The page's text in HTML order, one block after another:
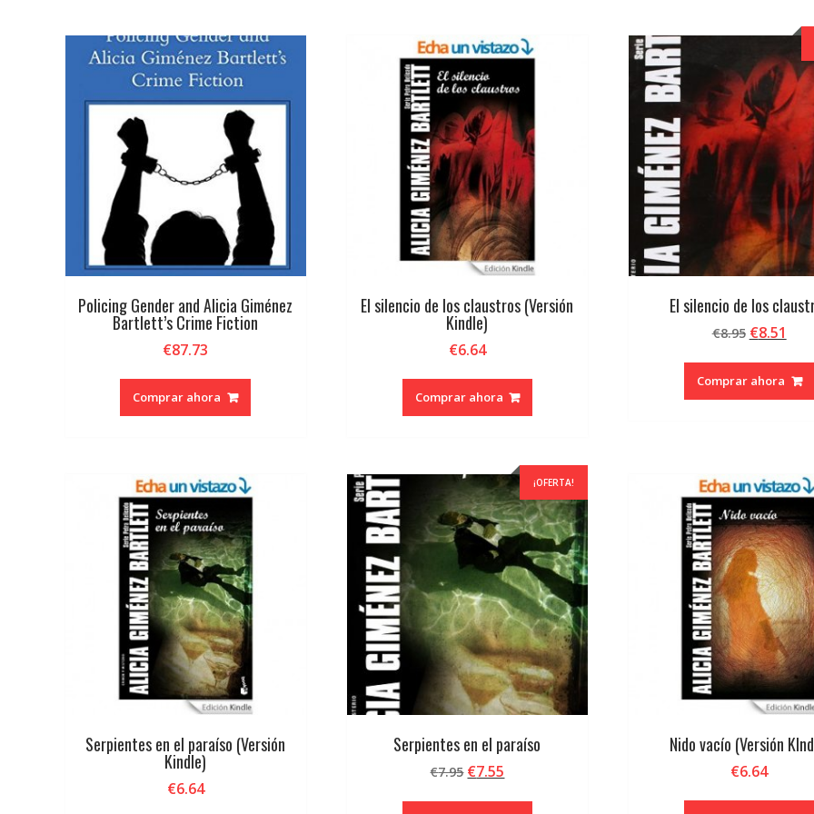
últimos
Policing Gender and Alicia Giménez
Bartlett’s Crime Fiction
€87.73
Comprar ahora
El silencio de los claustros (Versión
Kindle)
€6.64
Comprar ahora
El silencio de los
€8.95 El
original
era:
€8.51
es:
Comprar ahora
Serpientes en el paraíso (Versión
Kindle)
€6.64
¡OFERTA!
Serpientes en el paraíso
€7.95 El
€7.55
Nido vacío (Versión
€6.64